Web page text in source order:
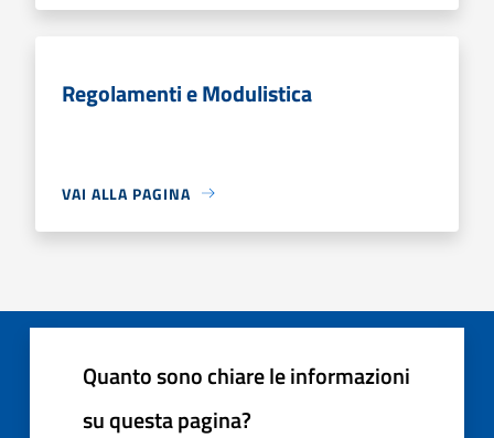
Regolamenti e Modulistica
VAI ALLA PAGINA
Quanto sono chiare le informazioni
su questa pagina?